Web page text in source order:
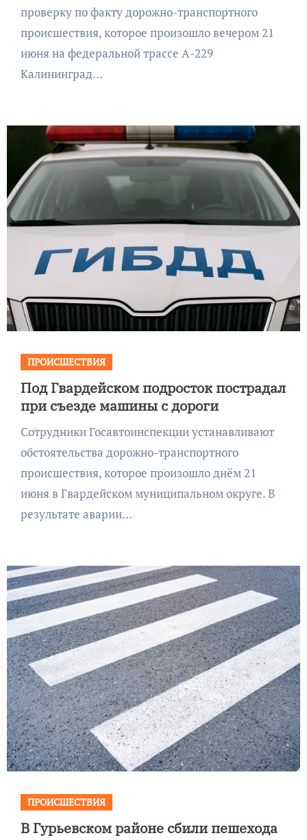
проверку по факту дорожно-транспортного
происшествия, которое произошло вечером 21
июня на федеральной трассе А-229
Калининград…
ПРОИСШЕСТВИЯ
Под Гвардейском подросток пострадал
при съезде машины с дороги
Сотрудники Госавтоинспекции устанавливают
обстоятельства дорожно-транспортного
происшествия, которое произошло днём 21
июня в Гвардейском муниципальном округе. В
результате аварии…
ПРОИСШЕСТВИЯ
В Гурьевском районе сбили пешехода